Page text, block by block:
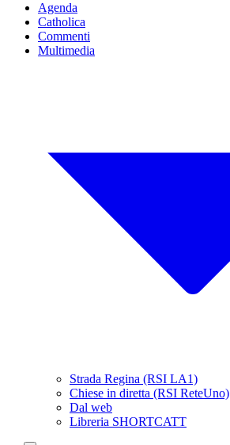
Agenda
Catholica
Commenti
Multimedia
Strada Regina (RSI LA1)
Chiese in diretta (RSI ReteUno)
Dal web
Libreria SHORTCATT